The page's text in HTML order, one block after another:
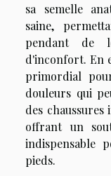
sa semelle
saine,
pendant de
d'inconfort. En
primordial
douleurs qui
des chaussures
offrant un
indispensable
pieds.